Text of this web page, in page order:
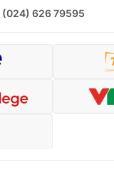
(024) 626 79595